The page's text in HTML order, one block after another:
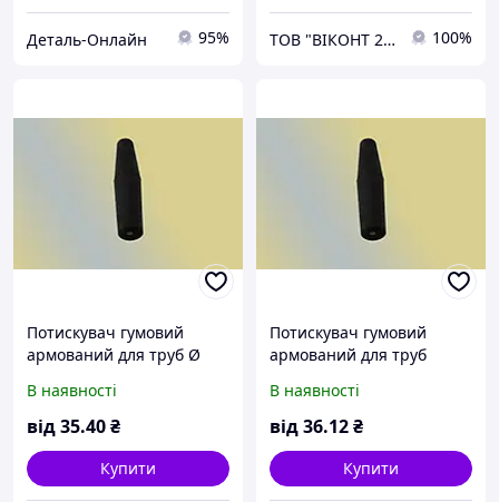
Деталь-Онлайн 95% ТОВ "ВІКОНТ 2000" 100%
Потискувач гумовий
армований для труб Ø
В наявності
від35.40₴
Купити
Потискувач гумовий
армований для труб
В наявності
від36.12₴
Купити